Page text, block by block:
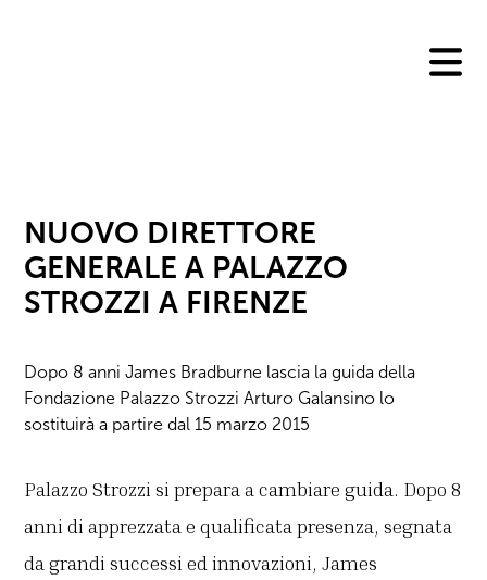
NUOVO DIRETTORE
GENERALE A PALAZZO
STROZZI A FIRENZE
Dopo 8 anni James Bradburne lascia la guida della
Fondazione Palazzo Strozzi Arturo Galansino lo
sostituirà a partire dal 15 marzo 2015
Palazzo Strozzi si prepara a cambiare guida. Dopo 8
anni di apprezzata e qualificata presenza, segnata
da grandi successi ed innovazioni, James